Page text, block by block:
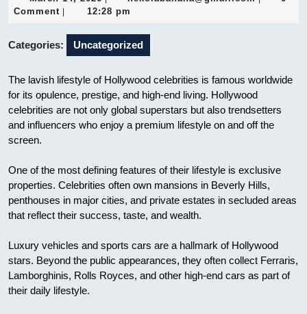
14,
Comment
12:28 pm
Categories: Uncategorized
The lavish lifestyle of Hollywood celebrities is famous worldwide
for its opulence, prestige, and high-end living. Hollywood
celebrities are not only global superstars but also trendsetters
and influencers who enjoy a premium lifestyle on and off the
screen.
One of the most defining features of their lifestyle is exclusive
properties. Celebrities often own mansions in Beverly Hills,
penthouses in major cities, and private estates in secluded areas
that reflect their success, taste, and wealth.
Luxury vehicles and sports cars are a hallmark of Hollywood
stars. Beyond the public appearances, they often collect Ferraris,
Lamborghinis, Rolls Royces, and other high-end cars as part of
their daily lifestyle.